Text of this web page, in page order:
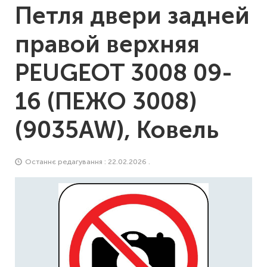
Петля двери задней
правой верхняя
PEUGEOT 3008 09-
16 (ПЕЖО 3008)
(9035AW), Ковель
Останнє редагування : 22.02.2026 .